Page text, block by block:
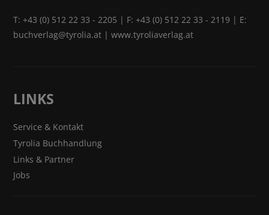
T:+43 (0) 512 22 33 - 2205 | F: +43 (0) 512 22 33 - 2119 | E:
buchverlag@tyrolia.at |www.tyroliaverlag.at
LINKS
Service & Kontakt
Tyrolia Buchhandlung
Links & Partner
Jobs